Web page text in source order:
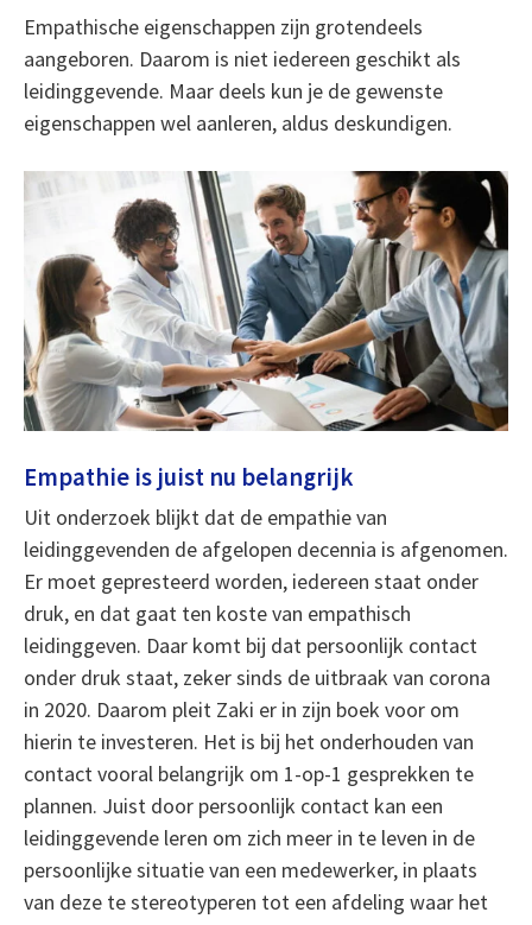
Empathische eigenschappen zijn grotendeels
aangeboren. Daarom is niet iedereen geschikt als
leidinggevende. Maar deels kun je de gewenste
eigenschappen wel aanleren, aldus deskundigen.
Empathie is juist nu belangrijk
Uit onderzoek blijkt dat de empathie van
leidinggevenden de afgelopen decennia is afgenomen.
Er moet gepresteerd worden, iedereen staat onder
druk, en dat gaat ten koste van empathisch
leidinggeven. Daar komt bij dat persoonlijk contact
onder druk staat, zeker sinds de uitbraak van corona
in 2020. Daarom pleit Zaki er in zijn boek voor om
hierin te investeren. Het is bij het onderhouden van
contact vooral belangrijk om 1-op-1 gesprekken te
plannen. Juist door persoonlijk contact kan een
leidinggevende leren om zich meer in te leven in de
persoonlijke situatie van een medewerker, in plaats
van deze te stereotyperen tot een afdeling waar het